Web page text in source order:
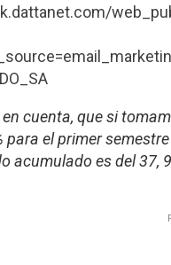
cuenta, que si
para el primer
acumulado es del 37,